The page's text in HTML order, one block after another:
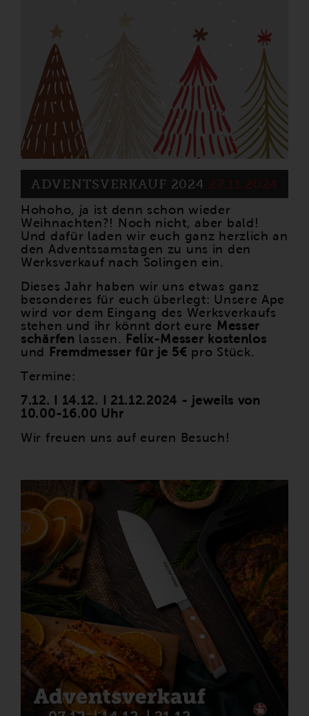
27.11.2024
ADVENTSVERKAUF 2024
Hohoho, ja ist denn schon wieder
Weihnachten?! Noch nicht, aber bald!
Und dafür laden wir euch ganz herzlich an
den Adventssamstagen zu uns in den
Werksverkauf nach Solingen ein.
Dieses Jahr haben wir uns etwas ganz
besonderes für euch überlegt: Unsere Ape
wird vor dem Eingang des Werksverkaufs
stehen und ihr könnt dort eure Messer
schärfen lassen. Felix-Messer kostenlos
und
Fremdmesser für je 5€ pro Stück.
Termine:
7.12. I 14.12. I 21.12.2024 - jeweils von
10.00-16.00 Uhr
Wir freuen uns auf euren Besuch!